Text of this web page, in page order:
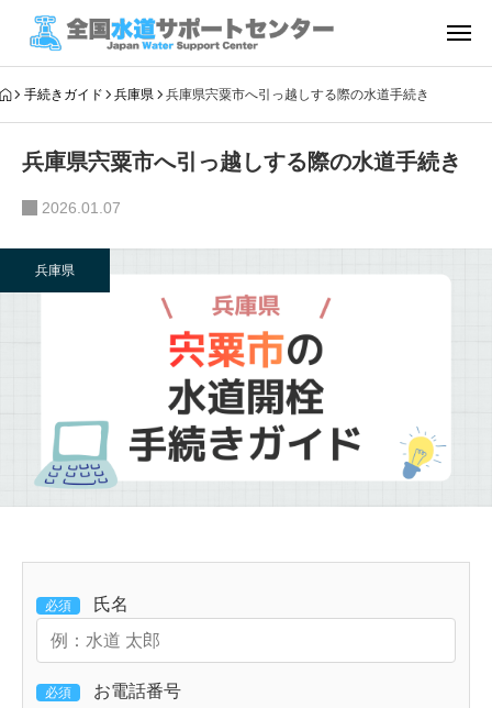
手続きガイド 兵庫県 兵庫県宍粟市へ引っ越しする際の水道手続き
兵庫県宍粟市へ引っ越しする際の水道手続き
2026.01.07
兵庫県
必須 氏名
必須 お電話番号